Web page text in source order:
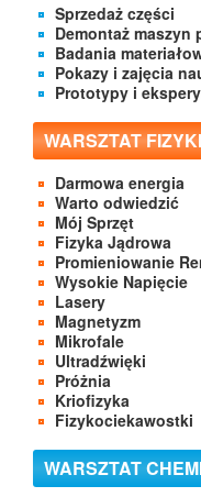
Sprzedaż części
Demontaż maszyn
Badania
Pokazy i zajęcia
Prototypy i
WARSZTAT FIZYKI
Darmowa energia
Warto odwiedzić
Mój Sprzęt
Fizyka Jądrowa
Promieniowanie
Wysokie Napięcie
Lasery
Magnetyzm
Mikrofale
Ultradźwięki
Próżnia
Kriofizyka
Fizykociekawostki
WARSZTAT